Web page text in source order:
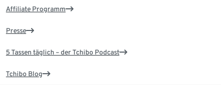
Affiliate Programm
Presse
5 Tassen täglich – der Tchibo Podcast
Tchibo Blog